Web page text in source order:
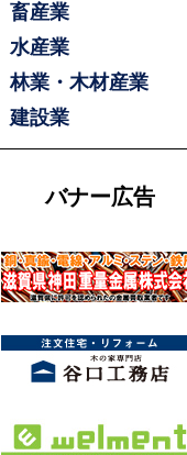
畜産業
水産業
林業・木材産業
建設業
バナー広告